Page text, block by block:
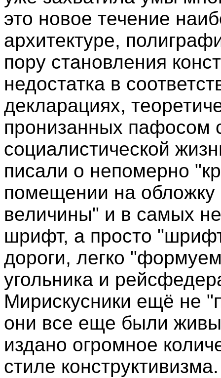
это новое течение
архитектуре,
пору становления
недостатка в
декларациях,
пронизанных пафосом
социалистической
писали о непомерно
помещении на обложку
величины" и в самых
шрифт, а просто
дороги, легко
угольника и
Мирискусники ещё не
они все еще были
издано огромное
стиле конструктивизма.